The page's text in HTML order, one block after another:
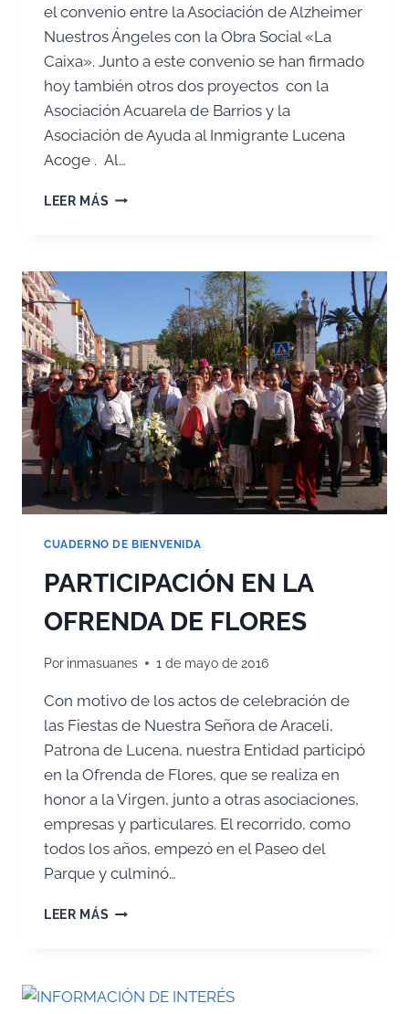
el convenio entre la Asociación de Alzheimer
Nuestros Ángeles con la Obra Social «La
Caixa». Junto a este convenio se han firmado
hoy también otros dos proyectos con la
Asociación Acuarela de Barrios y la
Asociación de Ayuda al Inmigrante Lucena
Acoge . Al…
LEER MÁS FIRMA
LA
CAIXA»
CUADERNO DE BIENVENIDA
PARTICIPACIÓN EN LA
OFRENDA DE FLORES
Por inmasuanes 1 de mayo de 2016
Con motivo de los actos de celebración de
las Fiestas de Nuestra Señora de Araceli,
Patrona de Lucena, nuestra Entidad participó
en la Ofrenda de Flores, que se realiza en
honor a la Virgen, junto a otras asociaciones,
empresas y particulares. El recorrido, como
todos los años, empezó en el Paseo del
Parque y culminó…
LEER MÁS PARTICIPACIÓN
FLORES